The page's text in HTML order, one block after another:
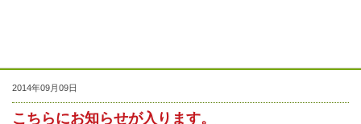
2014年09月09日
こちらにお知らせが入ります。